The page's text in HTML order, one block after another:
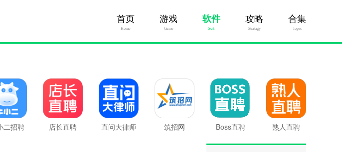
首页
Home
游戏
Game
软件
Soft
攻略
Stratagy
合集
Topic
二招聘 店长直聘 直问大律师 筑招网 Boss直聘 熟人直聘